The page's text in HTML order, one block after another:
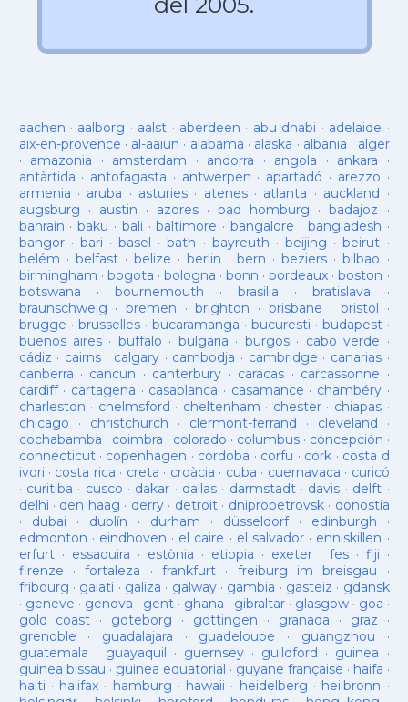
aachen · aalborg · aalst · aberdeen · abu dhabi · adelaide ·
aix-en-provence · al-aaiun · alabama · alaska · albania · alger
· amazonia · amsterdam · andorra · angola · ankara ·
antàrtida · antofagasta · antwerpen · apartadó · arezzo ·
armenia · aruba · asturies· atenes· atlanta · auckland ·
augsburg · austin · azores·bad homburg ·badajoz ·
bahrain ·baku · bali ·baltimore ·bangalore · bangladesh ·
bangor· bari ·basel ·bath · bayreuth ·beijing ·beirut ·
belém · belfast· belize · berlin ·bern ·beziers ·bilbao ·
birmingham · bogota · bologna ·bonn ·bordeaux ·boston ·
botswana · bournemouth ·brasilia ·bratislava ·
braunschweig · bremen ·brighton · brisbane · bristol ·
brugge · brusselles· bucaramanga · bucuresti · budapest·
buenos aires· buffalo · bulgaria · burgos· cabo verde ·
cádiz · cairns· calgary · cambodja · cambridge · canarias·
canberra · cancun · canterbury · caracas · carcassonne ·
cardiff· cartagena · casablanca · casamance · chambéry·
charleston · chelmsford · cheltenham · chester· chiapas ·
chicago · christchurch · clermont-ferrand · cleveland ·
cochabamba · coimbra · colorado · columbus· concepción ·
connecticut· copenhagen · cordoba · corfu · cork · costa d
ivori · costa rica · creta · croàcia · cuba · cuernavaca · curicó
· curitiba · cusco · dakar · dallas · darmstadt· davis · delft ·
delhi · den haag · derry· detroit· dnipropetrovsk· donostia
· dubai · dublín · durham · düsseldorf· edinburgh ·
edmonton · eindhoven · el caire · el salvador · enniskillen ·
erfurt· essaouira · estònia · etiopia · exeter· fes· fiji ·
firenze ·fortaleza · frankfurt· freiburg im breisgau ·
fribourg · galati · galiza · galway· gambia · gasteiz · gdansk
· geneve · genova · gent· ghana · gibraltar· glasgow· goa ·
gold coast · goteborg · gottingen · granada · graz ·
grenoble · guadalajara · guadeloupe · guangzhou ·
guatemala · guayaquil · guernsey· guildford · guinea ·
guinea bissau · guinea equatorial · guyane française · haifa ·
haiti · halifax · hamburg · hawaii · heidelberg · heilbronn ·